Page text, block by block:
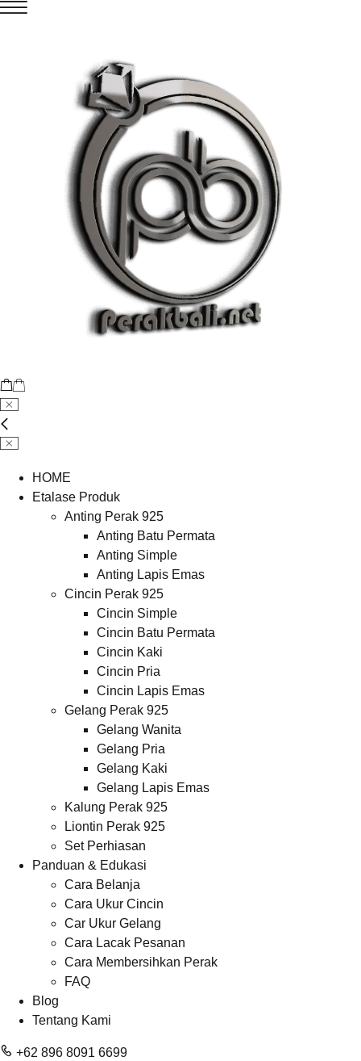
HOME
Etalase Produk
Anting Perak 925
Anting Batu Permata
Anting Simple
Anting Lapis Emas
Cincin Perak 925
Cincin Simple
Cincin Batu Permata
Cincin Kaki
Cincin Pria
Cincin Lapis Emas
Gelang Perak 925
Gelang Wanita
Gelang Pria
Gelang Kaki
Gelang Lapis Emas
Kalung Perak 925
Liontin Perak 925
Set Perhiasan
Panduan & Edukasi
Cara Belanja
Cara Ukur Cincin
Car Ukur Gelang
Cara Lacak Pesanan
Cara Membersihkan Perak
FAQ
Blog
Tentang Kami
+62 896 8091 6699